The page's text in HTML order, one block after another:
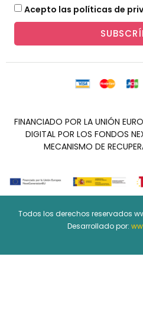
Acepto las políticas de
FINANCIADO POR LA UNIÓN
DIGITAL POR LOS FONDOS
MECANISMO DE
Todos los derechos reservados
Desarrollado por: